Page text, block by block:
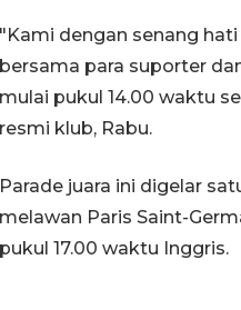
"Kami dengan senang
bersama para suporter
mulai pukul 14.00 waktu
resmi klub, Rabu.
Parade juara ini digelar
melawan Paris Saint-
pukul 17.00 waktu Inggris.